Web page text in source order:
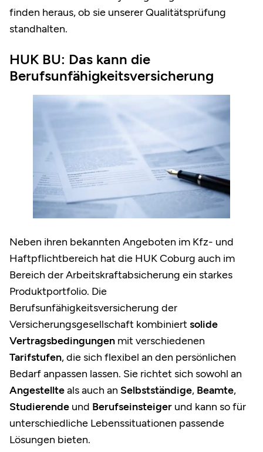
finden heraus, ob sie unserer Qualitätsprüfung
standhalten.
HUK BU: Das kann die
Berufsunfähigkeitsversicherung
Neben ihren bekannten Angeboten im Kfz- und
Haftpflichtbereich hat die HUK Coburg auch im
Bereich der Arbeitskraftabsicherung ein starkes
Produktportfolio. Die
Berufsunfähigkeitsversicherung der
Versicherungsgesellschaft kombiniert solide
Vertragsbedingungen mit verschiedenen
Tarifstufen, die sich flexibel an den persönlichen
Bedarf anpassen lassen. Sie richtet sich sowohl an
Angestellteals auch an Selbstständige, Beamte,
Studierende und Berufseinsteiger und kann so für
unterschiedliche Lebenssituationen passende
Lösungen bieten.